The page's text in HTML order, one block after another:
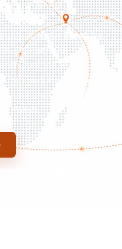
Der EU-
den
aber der Brexit hat
Operationen
von den wichtigsten
und steuern den
von nordischen Häfen